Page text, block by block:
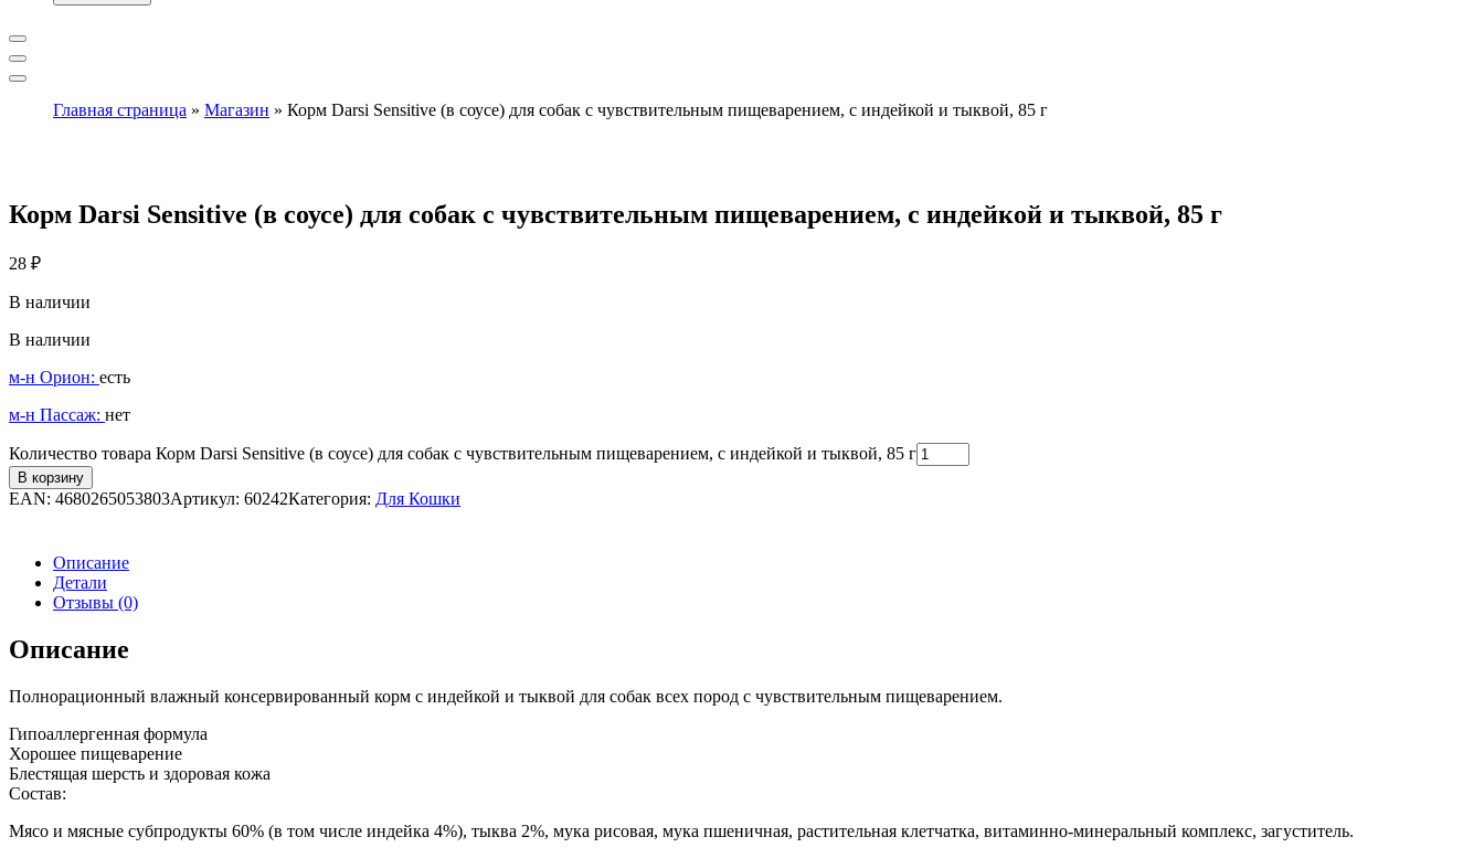
Главная страница » Магазин » Корм Darsi Sensitive (в соусе) для собак с чувствительным пищеварением, с индейкой и тыквой, 85 г
Корм Darsi Sensitive (в соусе) для собак с чувствительным пищеварением, с индейкой и тыквой, 85 г
28 ₽
В наличии
В наличии
м-н Орион: есть
м-н Пассаж: нет
Количество товара Корм Darsi Sensitive (в соусе) для собак с чувствительным пищеварением, с индейкой и тыквой, 85 г
В корзину
EAN: 4680265053803Артикул: 60242Категория: Для Кошки
Описание
Детали
Отзывы (0)
Описание
Полнорационный влажный консервированный корм с индейкой и тыквой для собак всех пород с чувствительным пищеварением.
Гипоаллергенная формула
Хорошее пищеварение
Блестящая шерсть и здоровая кожа
Состав:
Мясо и мясные субпродукты 60% (в том числе индейка 4%), тыква 2%, мука рисовая, мука пшеничная, растительная клетчатка, витаминно-минеральный комплекс, загуститель.